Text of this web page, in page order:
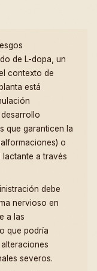
de L-dopa, un
contexto de
está
que garanticen la
o
a través
debe
nervioso en
a las
que podría
severos.